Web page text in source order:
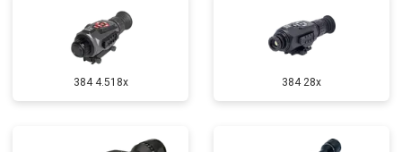
384 4.518x 384 28x